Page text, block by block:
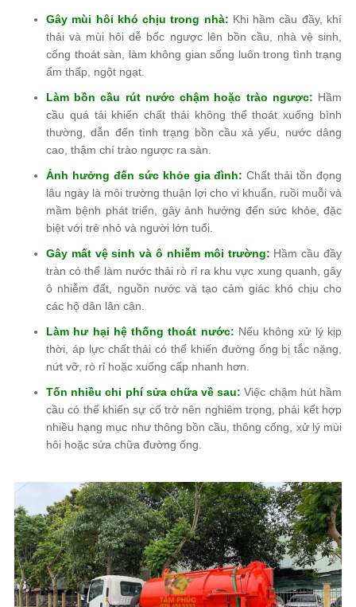
Gây mùi hôi khó chịu trong nhà: Khi hầm cầu đầy, khí
thải và mùi hôi dễ bốc ngược lên bồn cầu, nhà vệ sinh,
cống thoát sàn, làm không gian sống luôn trong tình trạng
ẩm thấp, ngột ngạt.
Làm bồn cầu rút nước chậm hoặc trào ngược: Hầm
cầu quá tải khiến chất thải không thể thoát xuống bình
thường, dẫn đến tình trạng bồn cầu xả yếu, nước dâng
cao, thậm chí trào ngược ra sàn.
Ảnh hưởng đến sức khỏe gia đình: Chất thải tồn đọng
lâu ngày là môi trường thuận lợi cho vi khuẩn, ruồi muỗi và
mầm bệnh phát triển, gây ảnh hưởng đến sức khỏe, đặc
biệt với trẻ nhỏ và người lớn tuổi.
Gây mất vệ sinh và ô nhiễm môi trường: Hầm cầu đầy
tràn có thể làm nước thải rò rỉ ra khu vực xung quanh, gây
ô nhiễm đất, nguồn nước và tạo cảm giác khó chịu cho
các hộ dân lân cận.
Làm hư hại hệ thống thoát nước: Nếu không xử lý kịp
thời, áp lực chất thải có thể khiến đường ống bị tắc nặng,
nứt vỡ, rò rỉ hoặc xuống cấp nhanh hơn.
Tốn nhiều chi phí sửa chữa về sau: Việc chậm hút hầm
cầu có thể khiến sự cố trở nên nghiêm trọng, phải kết hợp
nhiều hạng mục như thông bồn cầu, thông cống, xử lý mùi
hôi hoặc sửa chữa đường ống.